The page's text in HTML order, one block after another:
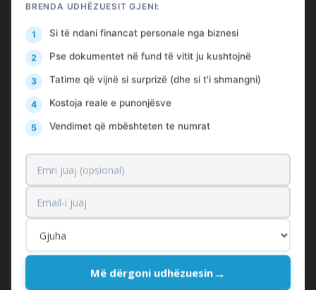
Rreth nesh
Klientët
Çmimet
Kontakt
Lajme & Këshilla falas
Kërko Ofertë
Shërbimet tona
Ekonomist i Jashtëm
BRENDA UDHËZUESIT GJENI:
Si të ndani financat personale nga biznesi
Pse dokumentet në fund të vitit ju kushtojnë
Tatime që vijnë si surprizë (dhe si t'i shmangni)
Kostoja reale e punonjësve
Vendimet që mbështeten te numrat
Më dërgoni udhëzuesin→